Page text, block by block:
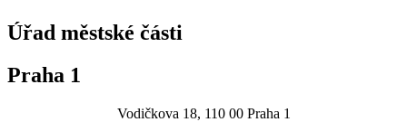
Úřad městské části
Praha 1
Vodičkova 18, 110 00 Praha 1